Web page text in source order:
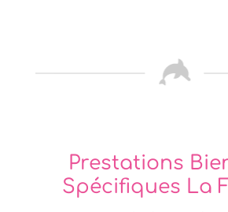
Prestations
Spécifiques La